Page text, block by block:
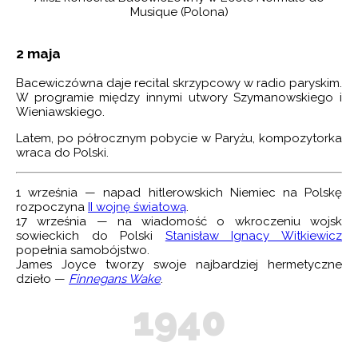
NA ORKIESTRĘ KAMERALNĄ
KRÓLA ARTURA (OPERA RADIOWA)
NA FORTEPIAN
NA SKRZYPCE I FORTEPIAN
HARFĘ I PERKUSJĘ
Musique (Polona)
2 maja
Bacewiczówna daje recital skrzypcowy w radio paryskim.
W programie między innymi utwory Szymanowskiego i
Wieniawskiego.
Latem, po półrocznym pobycie w Paryżu, kompozytorka
wraca do Polski.
1 września — napad hitlerowskich Niemiec na Polskę
rozpoczyna II wojnę światową
17 września — na wiadomość o wkroczeniu wojsk
sowieckich do Polski Stanisław Ignacy Witkiewicz
popełnia samobójstwo.
James Joyce tworzy swoje najbardziej hermetyczne
dzieło — Finnegans Wake.
1940